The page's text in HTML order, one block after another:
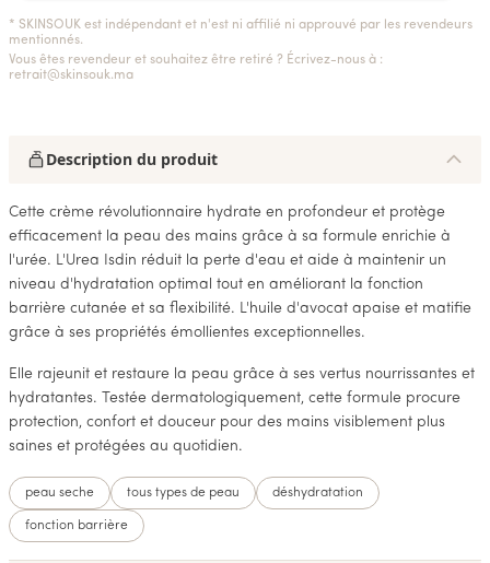
* SKINSOUK est indépendant et n'est ni affilié ni approuvé par les revendeurs
mentionnés.
Vous êtes revendeur et souhaitez être retiré ? Écrivez-nous à :
retrait@skinsouk.ma
Description du produit
Cette crème révolutionnaire hydrate en profondeur et protège
efficacement la peau des mains grâce à sa formule enrichie à
l'urée. L'Urea Isdin réduit la perte d'eau et aide à maintenir un
niveau d'hydratation optimal tout en améliorant la fonction
barrière cutanée et sa flexibilité. L'huile d'avocat apaise et matifie
grâce à ses propriétés émollientes exceptionnelles.
Elle rajeunit et restaure la peau grâce à ses vertus nourrissantes et
hydratantes. Testée dermatologiquement, cette formule procure
protection, confort et douceur pour des mains visiblement plus
saines et protégées au quotidien.
peau seche tous types de peau déshydratation
fonction barrière